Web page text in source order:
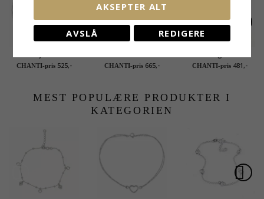
CHANTI-pris 525,-
x 3,6 mm
CHANTI-pris 665,- CHANTI-pris 481,-
MEST POPULÆRE PRODUKTER I
KATEGORIEN
AKSEPTER ALT
AVSLÅ REDIGERE